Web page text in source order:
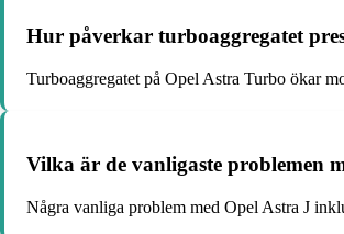
Hur påverkar turboaggregatet
Turboaggregatet på Opel Astra Turbo ökar
Vilka är de vanligaste problemen
Några vanliga problem med Opel Astra J